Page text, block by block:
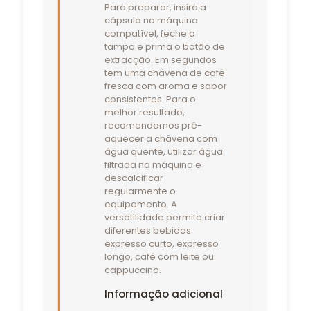
Para preparar, insira a
cápsula na máquina
compatível, feche a
tampa e prima o botão de
extracção. Em segundos
tem uma chávena de café
fresca com aroma e sabor
consistentes. Para o
melhor resultado,
recomendamos pré-
aquecer a chávena com
água quente, utilizar água
filtrada na máquina e
descalcificar
regularmente o
equipamento. A
versatilidade permite criar
diferentes bebidas:
expresso curto, expresso
longo, café com leite ou
cappuccino.
Informação adicional